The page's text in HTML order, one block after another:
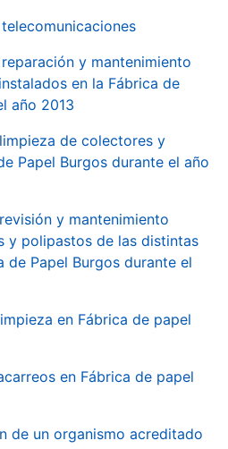
y mantenimiento
en la Fábrica de
año 2013
de colectores y
Papel Burgos durante el año
y mantenimiento
y polipastos de las distintas
de Papel Burgos durante el
en Fábrica de papel
en Fábrica de papel
de un organismo acreditado